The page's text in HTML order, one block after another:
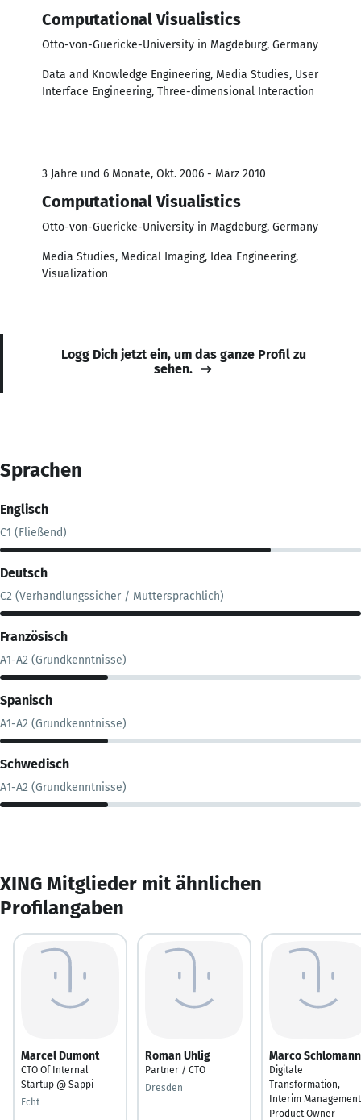
Computational Visualistics
Otto-von-Guericke-University in Magdeburg, Germany
Data and Knowledge Engineering, Media Studies, User
Interface Engineering, Three-dimensional Interaction
3 Jahre und 6 Monate, Okt. 2006 - März 2010
Computational Visualistics
Otto-von-Guericke-University in Magdeburg, Germany
Media Studies, Medical Imaging, Idea Engineering,
Visualization
Logg Dich jetzt ein, um das ganze Profil zu
sehen.
Sprachen
Englisch
C1 (Fließend)
Deutsch
C2 (Verhandlungssicher / Muttersprachlich)
Französisch
A1-A2 (Grundkenntnisse)
Spanisch
A1-A2 (Grundkenntnisse)
Schwedisch
A1-A2 (Grundkenntnisse)
XING Mitglieder mit ähnlichen
Profilangaben
Marcel Dumont
CTO Of Internal
Startup @ Sappi
Echt
Roman Uhlig
Partner / CTO
Dresden
Marco Schlomann
Digitale
Transformation,
Interim
Product Owner